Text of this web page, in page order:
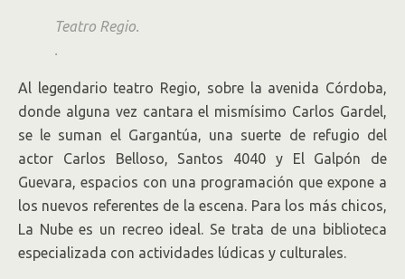
Teatro Regio.
.
Al legendario teatro Regio, sobre la avenida Córdoba,
donde alguna vez cantara el mismísimo Carlos Gardel,
se le suman el Gargantúa, una suerte de refugio del
actor Carlos Belloso, Santos 4040 y El Galpón de
Guevara, espacios con una programación que expone a
los nuevos referentes de la escena. Para los más chicos,
La Nube es un recreo ideal. Se trata de una biblioteca
especializada con actividades lúdicas y culturales.